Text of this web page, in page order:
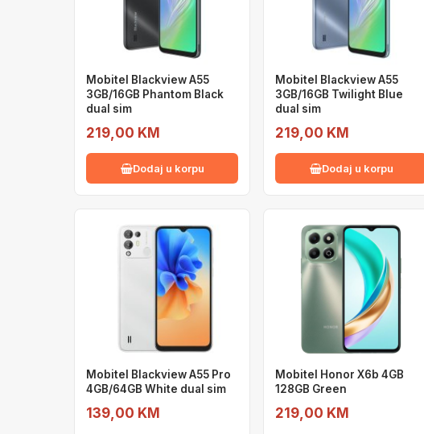
Mobitel Blackview A55
3GB/16GB Phantom Black
dual sim
219,00 KM
Dodaj u korpu
Mobitel Blackview A55
3GB/16GB Twilight Blue
dual sim
219,00 KM
Dodaj u korpu
Mobitel Blackview A55 Pro
4GB/64GB White dual sim
139,00 KM
Mobitel Honor X6b 4GB
128GB Green
219,00 KM